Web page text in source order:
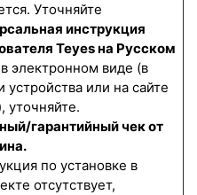
Уточняйте
инструкция
Teyes на Русском
электронном виде (в
устройства или на сайте
уточняйте.
гарантийный чек от
по установке в
отсутствует,